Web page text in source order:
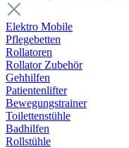
Elektro Mobile
Pflegebetten
Rollatoren
Rollator Zubehör
Gehhilfen
Patientenlifter
Bewegungstrainer
Toilettenstühle
Badhilfen
Rollstühle